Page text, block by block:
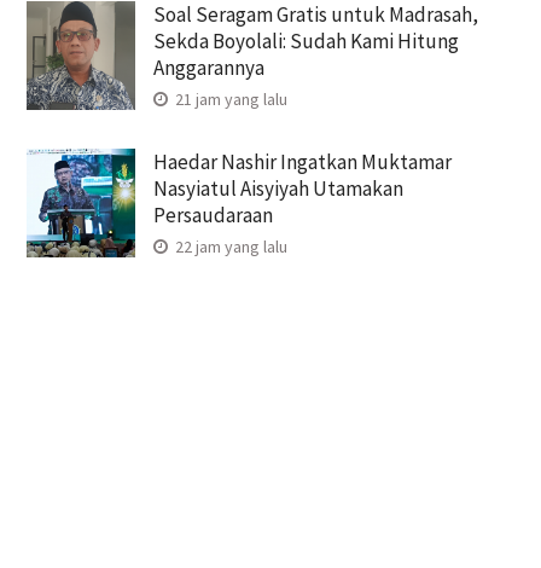
Soal Seragam Gratis untuk Madrasah,
Sekda Boyolali: Sudah Kami Hitung
Anggarannya
21 jam yang lalu
Haedar Nashir Ingatkan Muktamar
Nasyiatul Aisyiyah Utamakan
Persaudaraan
22 jam yang lalu